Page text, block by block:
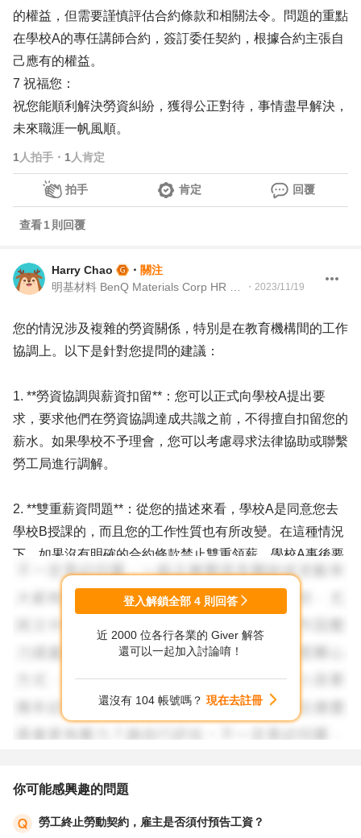
的權益，但需要謹慎評估合約條款和相關法令。問題的重點
在學校A的專任講師合約，簽訂委任契約，根據合約主張自
己應有的權益。
7 祝福您：
祝您能順利解決勞資糾紛，獲得公正對待，事情盡早解決，
未來職涯一帆風順。
1 人拍手 ・ 1 人肯定
拍手 肯定 回覆
查看1 則回覆
Harry Chao ・ 關注
・ 2023/11/19
您的情況涉及複雜的勞資關係，特別是在教育機構間的工作
協調上。以下是針對您提問的建議：
1. **勞資協調與薪資扣留**：您可以正式向學校A提出要
求，要求他們在勞資協調達成共識之前，不得擅自扣留您的
薪水。如果學校不予理會，您可以考慮尋求法律協助或聯繫
勞工局進行調解。
2. **雙重薪資問題**：從您的描述來看，學校A是同意您去
學校B授課的，而且您的工作性質也有所改變。在這種情況
下，如果沒有明確的合約條款禁止雙重領薪，學校A事後要
求返還薪資的合理性是有待商榷的。您可以與學校進行進一
步的溝通，或尋求法律意見。
3. **合約與學校規定**：如果您的合約與學校的聘任要點不
學校遵守其自訂的聘任要點，並可在必要時尋求法律協助來
維護您的權益。
相關的溝通記錄（包括電子郵件、文字訊息等），以作為日
登入解鎖全部 4 則回答
近 2000 位各行各業的 Giver 解答
還可以一起加入討論唷！
還沒有 104 帳號嗎？ 現在去註冊
你可能感興趣的問題
勞工終止勞動契約，雇主是否須付預告工資？